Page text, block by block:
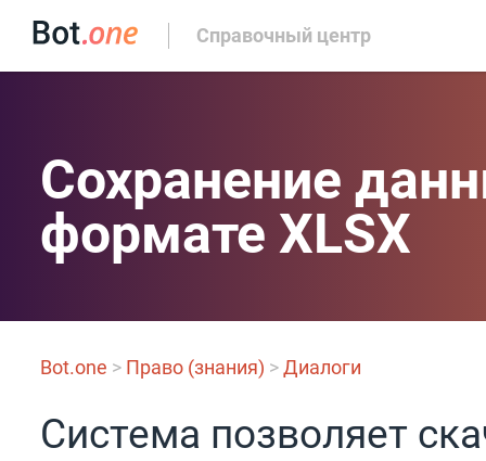
Справочный центр
Сохранение
формате XLSX
Bot.one > Право (знания) >Диалоги
Система позволяет